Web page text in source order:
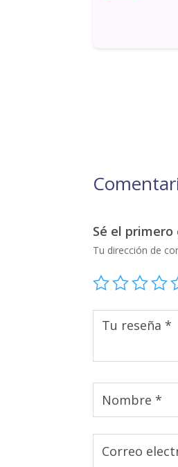
Sé el primero
Tu dirección de